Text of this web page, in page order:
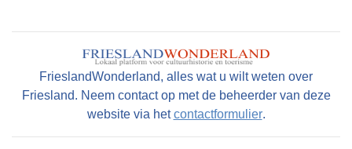
staande en geleegen onder den Dorpe Folsgara
, in het geheel groot na naam 69 Pondematen
alle kostelyke Greidlanden belast met 17 1/2
FrieslandWonderland, alles wat u wilt weten over
Friesland. Neem contact op met de beheerder van deze
website via hetcontactformulier.